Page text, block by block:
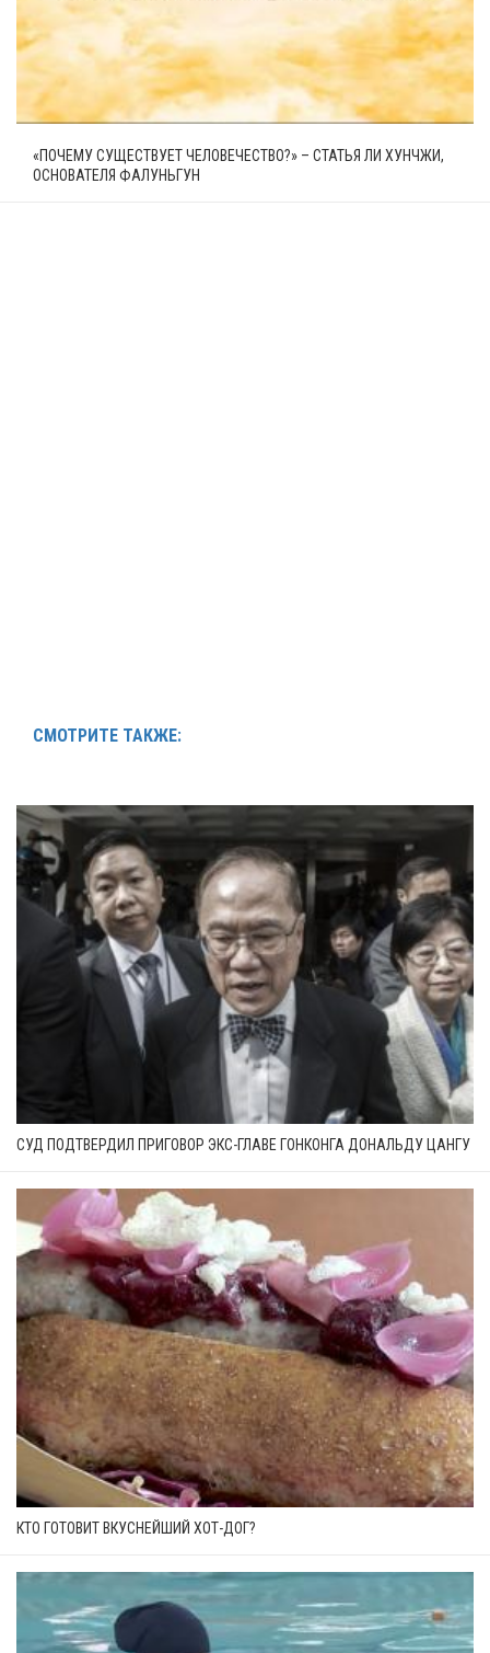
«ПОЧЕМУ СУЩЕСТВУЕТ ЧЕЛОВЕЧЕСТВО?» – СТАТЬЯ ЛИ ХУНЧЖИ,
ОСНОВАТЕЛЯ ФАЛУНЬГУН
СМОТРИТЕ ТАКЖЕ:
СУД ПОДТВЕРДИЛ ПРИГОВОР ЭКС-ГЛАВЕ ГОНКОНГА ДОНАЛЬДУ ЦАНГУ
КТО ГОТОВИТ ВКУСНЕЙШИЙ ХОТ-ДОГ?